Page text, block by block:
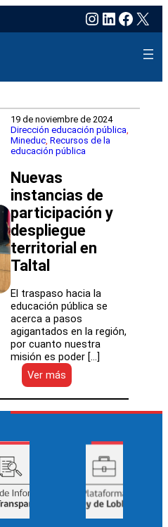
Instagram
LinkedIn
X
19 de noviembre de 2024
Dirección educación pública
Mineduc Recursos de la
educación pública
Nuevas
instancias de
participación y
despliegue
territorial en
Taltal
El traspaso hacia la
educación pública se
acerca a pasos
agigantados en la región,
por cuanto nuestra
misión es poder […]
Ver más
Nuevas
instancias
de
territorial
Taltal